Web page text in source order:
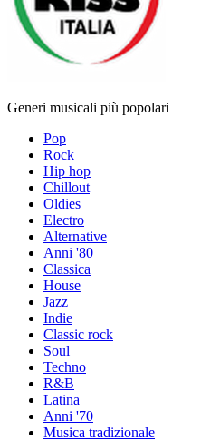
Generi musicali più popolari
Pop
Rock
Hip hop
Chillout
Oldies
Electro
Alternative
Anni '80
Classica
House
Jazz
Indie
Classic rock
Soul
Techno
R&B
Latina
Anni '70
Musica tradizionale